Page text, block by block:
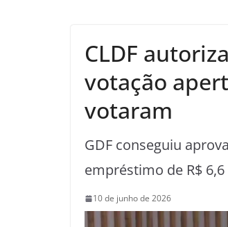
CLDF
votação
votaram
GDF conseguiu
empréstimo de R$
10 de junho de 2026